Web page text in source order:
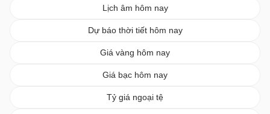
Lịch âm hôm nay
Dự báo thời tiết hôm nay
Giá vàng hôm nay
Giá bạc hôm nay
Tỷ giá ngoại tệ